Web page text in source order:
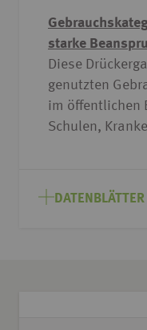
starke
Diese
genutzten
im öffentlichen
Schulen,
DATENBLÄTTER